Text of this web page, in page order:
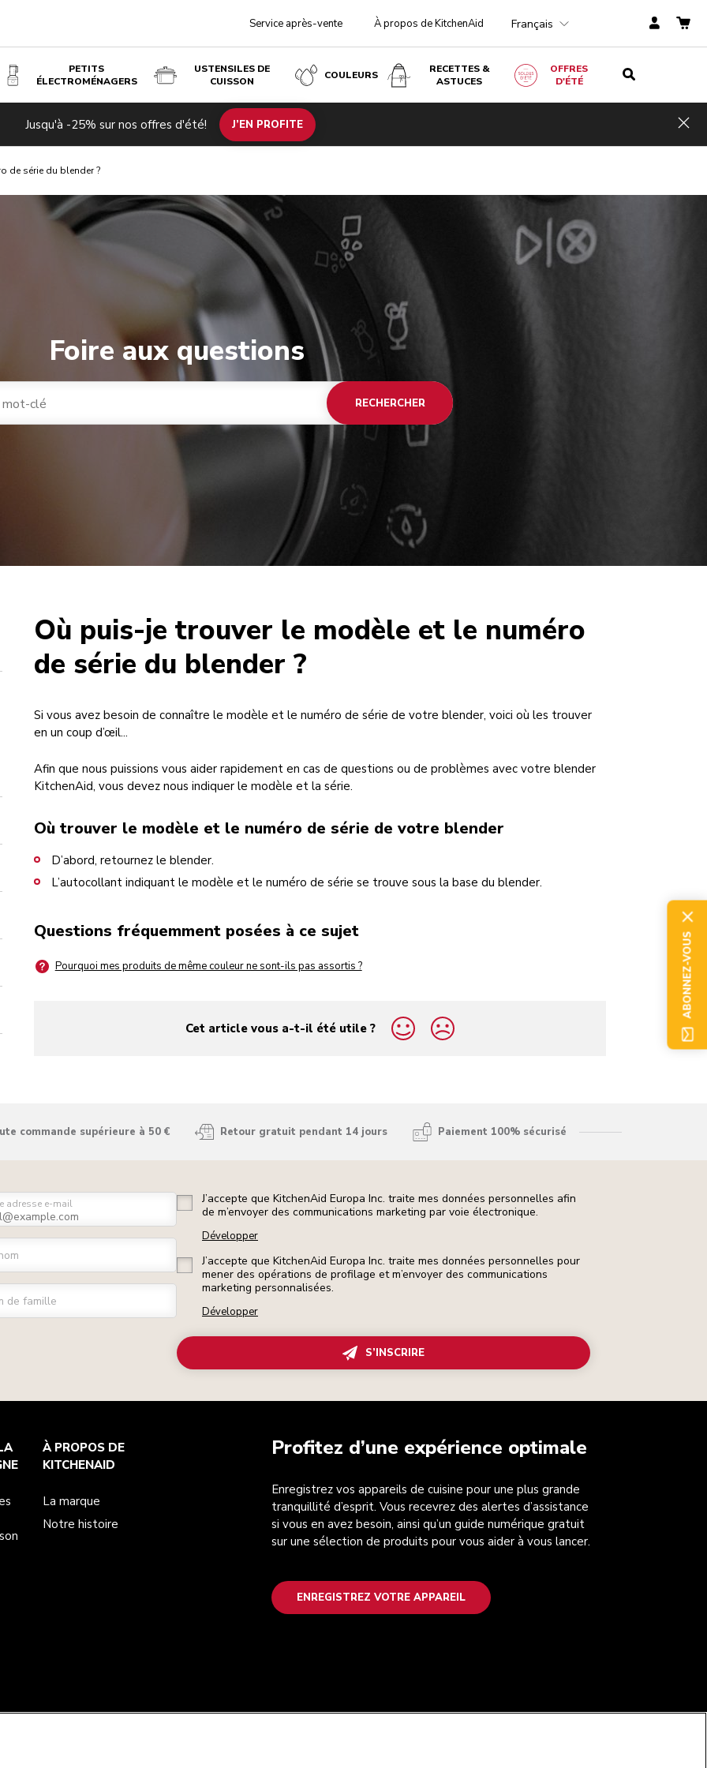
Service après-vente À propos de KitchenAid Français
PETITS
ÉLECTROMÉNAGERS
USTENSILES DE
CUISSON
COULEURS
RECETTES &
ASTUCES
OFFRES
D'ÉTÉ
Jusqu'à -25% sur nos offres d'été! J’EN PROFITE
de série du blender ?
Foire aux questions
RECHERCHER
Où puis-je trouver le modèle et le numéro
de série du blender ?
Si vous avez besoin de connaître le modèle et le numéro de série de votre blender, voici où les trouver
en un coup d’œil...
Afin que nous puissions vous aider rapidement en cas de questions ou de problèmes avec votre blender
KitchenAid, vous devez nous indiquer le modèle et la série.
Où trouver le modèle et le numéro de série de votre blender
D’abord, retournez le blender.
L’autocollant indiquant le modèle et le numéro de série se trouve sous la base du blender.
Questions fréquemment posées à ce sujet
Pourquoi mes produits de même couleur ne sont-ils pas assortis ?
Cet article vous a-t-il été utile ?
yes
no
commande supérieure à 50 € Retour gratuit pendant 14 jours Paiement 100% sécurisé
adresse e-mail
de famille
J’accepte que KitchenAid Europa Inc. traite mes données personnelles afin
de m’envoyer des communications marketing par voie électronique.
Développer
J’accepte que KitchenAid Europa Inc. traite mes données personnelles pour
mener des opérations de profilage et m’envoyer des communications
marketing personnalisées.
Développer
S’INSCRIRE
Profitez d’une expérience optimale
Enregistrez vos appareils de cuisine pour une plus grande
tranquillité d’esprit. Vous recevrez des alertes d’assistance
si vous en avez besoin, ainsi qu’un guide numérique gratuit
sur une sélection de produits pour vous aider à vous lancer.
ENREGISTREZ VOTRE APPAREIL
À PROPOS DE
KITCHENAID
La marque
Notre histoire
ABONNEZ-VOUS